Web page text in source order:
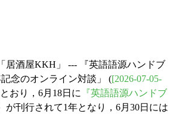
居酒屋KKH」 --- 『英語語源ハンドブ
念のオンライン対談」 ([2026-07-05-
おり，6月18日に
『英語語源ハンドブ
が刊行されて1年となり，6月30日には